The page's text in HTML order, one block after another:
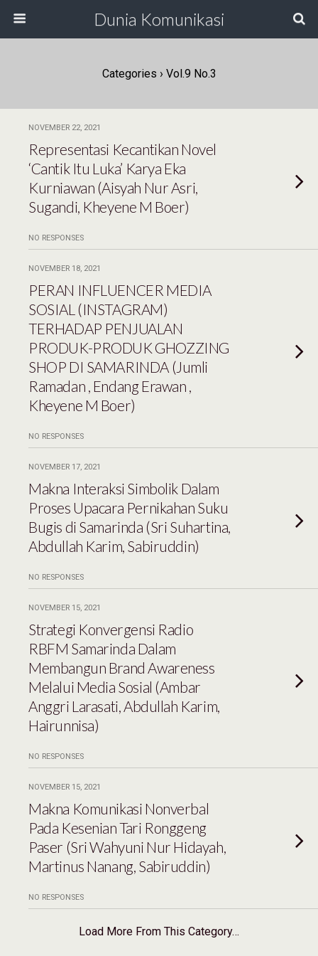
Dunia Komunikasi
Categories › Vol.9 No.3
NOVEMBER 22, 2021
Representasi Kecantikan Novel
‘Cantik Itu Luka’ Karya Eka
Kurniawan (Aisyah Nur Asri,
Sugandi, Kheyene M Boer)
NO RESPONSES
NOVEMBER 18, 2021
PERAN INFLUENCER MEDIA
SOSIAL (INSTAGRAM)
TERHADAP PENJUALAN
PRODUK-PRODUK GHOZZING
SHOP DI SAMARINDA (Jumli
Ramadan , Endang Erawan ,
Kheyene M Boer)
NO RESPONSES
NOVEMBER 17, 2021
Makna Interaksi Simbolik Dalam
Proses Upacara Pernikahan Suku
Bugis di Samarinda (Sri Suhartina,
Abdullah Karim, Sabiruddin)
NO RESPONSES
NOVEMBER 15, 2021
Strategi Konvergensi Radio
RBFM Samarinda Dalam
Membangun Brand Awareness
Melalui Media Sosial (Ambar
Anggri Larasati, Abdullah Karim,
Hairunnisa)
NO RESPONSES
NOVEMBER 15, 2021
Makna Komunikasi Nonverbal
Pada Kesenian Tari Ronggeng
Paser (Sri Wahyuni Nur Hidayah,
Martinus Nanang, Sabiruddin)
NO RESPONSES
Load More From This Category…